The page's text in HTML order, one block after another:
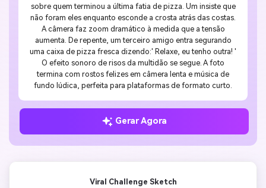
sobre quem terminou a última fatia de pizza. Um insiste que
não foram eles enquanto esconde a crosta atrás das costas.
A câmera faz zoom dramático à medida que a tensão
aumenta. De repente, um terceiro amigo entra segurando
uma caixa de pizza fresca dizendo:' Relaxe, eu tenho outra! '
O efeito sonoro de risos da multidão se segue. A foto
termina com rostos felizes em câmera lenta e música de
fundo lúdica, perfeita para plataformas de formato curto.
Gerar Agora
Viral Challenge Sketch